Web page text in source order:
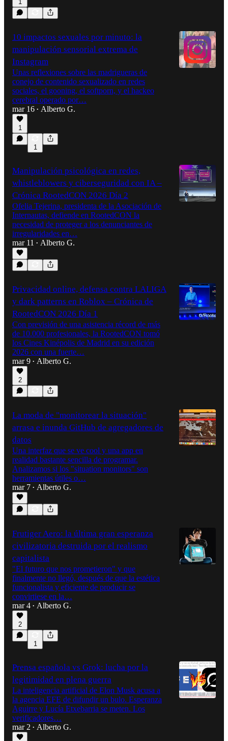
1
10 impactos sexuales por minuto: la
manipulación sensorial extrema de
Instagram
Unas reflexiones sobre las madrigueras de
conejo de contenido sexualizado en redes
sociales, el gooning, el softporn, y el hackeo
cerebral operado por…
mar 16 • Alberto G.
1
1
Manipulación psicológica en redes,
whistleblowers y ciberseguridad con IA –
Crónica RootedCON 2026 Día 2
Ofelia Tejerina, presidenta de la Asociación de
Internautas, defiende en RootedCON la
necesidad de proteger a los denunciantes de
irregularidades en…
mar 11
• Alberto G.
Privacidad online, defensa contra LALIGA
y dark patterns en Roblox – Crónica de
RootedCON 2026 Día 1
Con previsión de una asistencia récord de más
de 10.000 profesionales, la RootedCON tomó
los Cines Kinépolis de Madrid en su edición
2026 con una fuerte…
mar 9 • Alberto G.
2
La moda de "monitorear la situación"
arrasa e inunda GitHub de agregadores de
datos
Una interfaz que se ve cool y una app en
realidad bastante sencilla de programar.
Analizamos si los "situation monitors" son
herramientas útiles o…
mar 7 • Alberto G.
Frutiger Aero: la última gran esperanza
civilizatoria destruida por el realismo
capitalista
"El futuro que nos prometieron" y que
finalmente no llegó, después de que la estética
funcionalista y eficiente de producir se
convirtiese en la…
mar 4 • Alberto G.
2
1
Prensa española vs Grok: lucha por la
legitimidad en plena guerra
La inteligencia artificial de Elon Musk acusa a
la agencia EFE de difundir un bulo. Esperanza
Aguirre y Lucía Etxebarria se meten. Los
verificadores…
mar 2 • Alberto G.